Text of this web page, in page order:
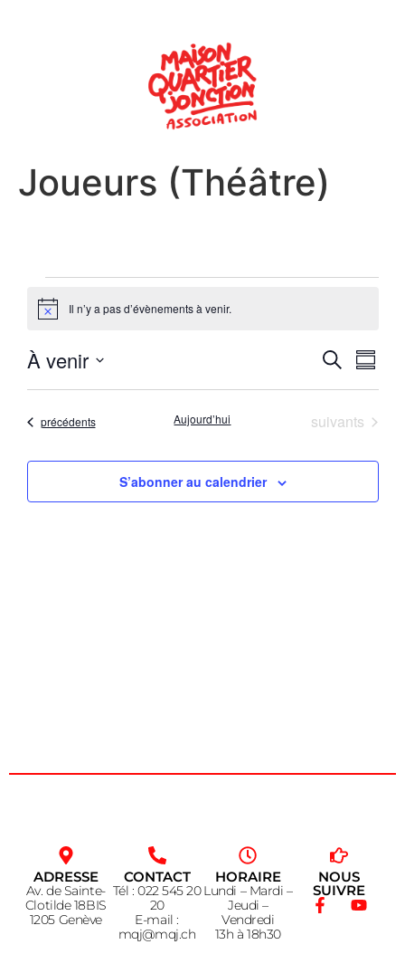
Joueurs (Théâtre)
Notice Il n’y a pas d’évènements à venir.
et
de
vues
Recherche
de
À venir
la
Évènements
précédents Aujourd’hui Évènements
suivants
S’abonner au calendrier
ADRESSE
Av. de Sainte-
Clotilde 18BIS
1205 Genève
CONTACT
Tél : 022 545 20
20
E-mail :
mqj@mqj.ch
HORAIRE
Lundi – Mardi –
Jeudi –
Vendredi
13h à 18h30
NOUS
SUIVRE